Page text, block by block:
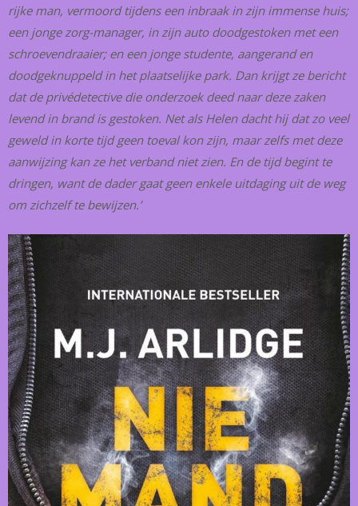
rijke man, vermoord tijdens een inbraak in zijn immense huis;
een jonge zorg-manager, in zijn auto doodgestoken met een
schroevendraaier; en een jonge studente, aangerand en
doodgeknuppeld in het plaatselijke park. Dan krijgt ze bericht
dat de privédetective die onderzoek deed naar deze zaken
levend in brand is gestoken. Net als Helen dacht hij dat zo veel
geweld in korte tijd geen toeval kon zijn, maar zelfs met deze
aanwijzing kan ze het verband niet zien. En de tijd begint te
dringen, want de dader gaat geen enkele uitdaging uit de weg
om zichzelf te bewijzen.’